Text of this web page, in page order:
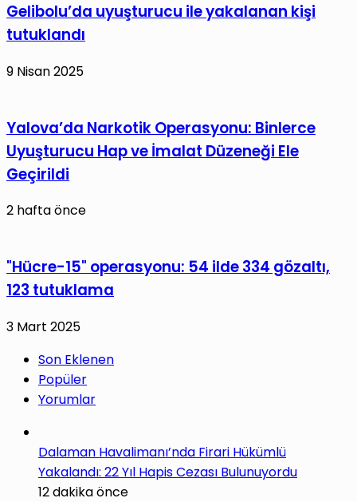
Gelibolu’da uyuşturucu ile yakalanan kişi
tutuklandı
9 Nisan 2025
Yalova’da Narkotik Operasyonu: Binlerce
Uyuşturucu Hap ve İmalat Düzeneği Ele
Geçirildi
2 hafta önce
"Hücre-15" operasyonu: 54 ilde 334 gözaltı,
123 tutuklama
3 Mart 2025
Son Eklenen
Popüler
Yorumlar
Dalaman Havalimanı’nda Firari Hükümlü
Yakalandı: 22 Yıl Hapis Cezası Bulunuyordu
12 dakika önce